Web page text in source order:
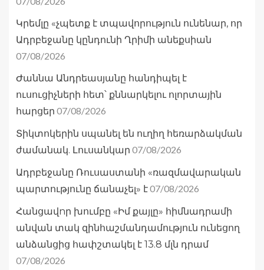
Կրեմլը «չպետք է տպավորություն ունենար, որ
Ադրբեջանը կընդունի Ղրիմի անեքսիան
07/08/2026
Ժաննա Անդրեասյանը հանդիպել է
ուսուցիչների հետ՝ քննարկելու ոլորտային
հարցեր 07/08/2026
Տիկտոկերին սպանել են ուղիղ հեռարձակման
ժամանակ. Լուսանկար 07/08/2026
Ադրբեջանը Ռուսաստանի «ռազմավարական
պարտությունը ճանաչել» է07/08/2026
Հանցավnր խումբը «Իմ քայլը» հիմնադրամի
անվան տակ զինհաշմանդամություն ունեցող
անձանցից հափշտակել է 13.8 մլն դրամ
07/08/2026